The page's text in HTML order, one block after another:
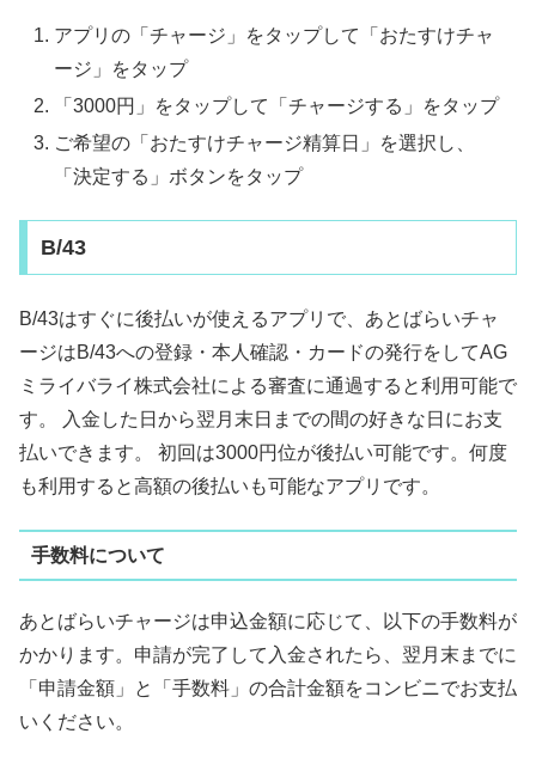
アプリの「チャージ」をタップして「おたすけチャ
ージ」をタップ
「3000円」をタップして「チャージする」をタップ
ご希望の「おたすけチャージ精算日」を選択し、
「決定する」ボタンをタップ
B/43
B/43はすぐに後払いが使えるアプリで、あとばらいチャ
ージはB/43への登録・本人確認・カードの発行をしてAG
ミライバライ株式会社による審査に通過すると利用可能で
す。 入金した日から翌月末日までの間の好きな日にお支
払いできます。 初回は3000円位が後払い可能です。何度
も利用すると高額の後払いも可能なアプリです。
手数料について
あとばらいチャージは申込金額に応じて、以下の手数料が
かかります。申請が完了して入金されたら、翌月末までに
「申請金額」と「手数料」の合計金額をコンビニでお支払
いください。